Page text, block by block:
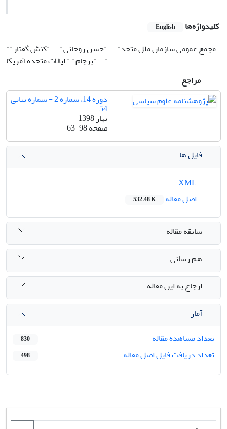
کلیدواژه‌ها English
"مجمع عمومی سازمان ملل متحد" "حسن روحانی"
"کنش گفتار"
"برجام"
" ایالات متحده آمریکا"
مراجع
دوره 14، شماره 2 - شماره پیاپی
54
بهار 1398
صفحه63-98
فایل ها
اصل مقاله
532.48 K
سابقه مقاله
هم رسانی
ارجاع به این مقاله
آمار
تعداد مشاهده مقاله
830
تعداد دریافت فایل اصل مقاله 498